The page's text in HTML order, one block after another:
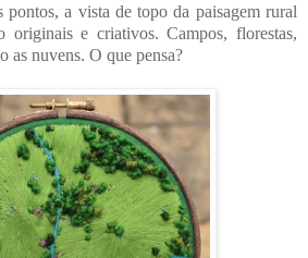
pontos, a vista de topo da paisagem rural
originais e criativos. Campos, florestas,
as nuvens. O que pensa?